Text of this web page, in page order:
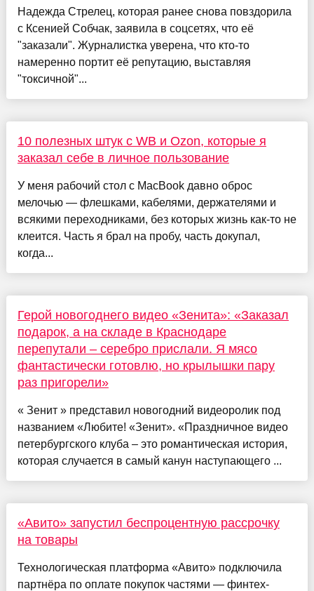
Надежда Стрелец, которая ранее снова повздорила
с Ксенией Собчак, заявила в соцсетях, что её
"заказали". Журналистка уверена, что кто-то
намеренно портит её репутацию, выставляя
"токсичной"...
10 полезных штук с WB и Ozon, которые я
заказал себе в личное пользование
У меня рабочий стол с MacBook давно оброс
мелочью — флешками, кабелями, держателями и
всякими переходниками, без которых жизнь как-то не
клеится. Часть я брал на пробу, часть докупал,
когда...
Герой новогоднего видео «Зенита»: «Заказал
подарок, а на складе в Краснодаре
перепутали – серебро прислали. Я мясо
фантастически готовлю, но крылышки пару
раз пригорели»
« Зенит » представил новогодний видеоролик под
названием «Любите! «Зенит». «Праздничное видео
петербургского клуба – это романтическая история,
которая случается в самый канун наступающего ...
«Авито» запустил беспроцентную рассрочку
на товары
Технологическая платформа «Авито» подключила
партнёра по оплате покупок частями — финтех-